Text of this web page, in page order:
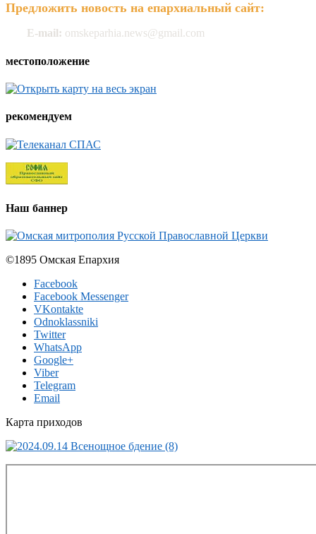
Предложить новость на епархиальный сайт:
E-mail: omskeparhia.news@gmail.com
местоположение
рекомендуем
Наш баннер
©1895 Омская Епархия
Facebook
Facebook Messenger
VKontakte
Odnoklassniki
Twitter
WhatsApp
Google+
Viber
Telegram
Email
Карта приходов